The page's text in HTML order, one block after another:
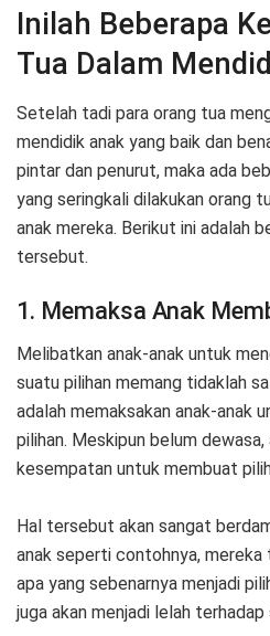
Inilah Beberapa
Tua Dalam
Setelah tadi para orang tua
mendidik anak yang baik dan
pintar dan penurut, maka ada
yang seringkali dilakukan orang
anak mereka. Berikut ini adalah
tersebut.
1. Memaksa Anak
Melibatkan anak-anak untuk
suatu pilihan memang tidaklah
adalah memaksakan anak-anak
pilihan. Meskipun belum
kesempatan untuk membuat
Hal tersebut akan sangat
anak seperti contohnya, mereka
apa yang sebenarnya menjadi
juga akan menjadi lelah terhadap